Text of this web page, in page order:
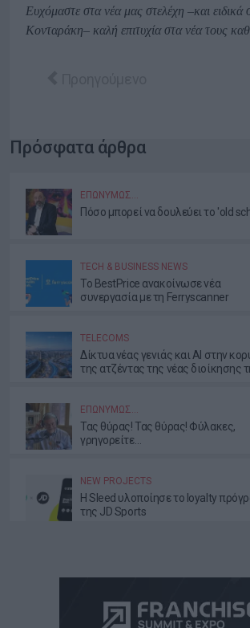
Ευχόμαστε στα νέα μας στελέχη –και ειδικά
Κονταράκη– καλή επιτυχία στα νέα τους
Πρόσφατα άρθρα
ΕΠΩΝΎΜΩΣ…
Πόσο μπορεί να δουλεύει το 'old
TECH & BUSINESS NEWS
Το BestPrice ανακοίνωσε νέα
συνεργασία με τη Ferryscanner
TELECOMS
Δίκτυα νέας γενιάς και AI στην
της ατζέντας της νέας διοίκησης
ΕΠΩΝΎΜΩΣ…
Τας θύρας! Τας θύρας! Φύλακες,
γρηγορείτε…
NEW PROJECTS
Η Sleed υλοποίησε το loyalty
της JD Sports